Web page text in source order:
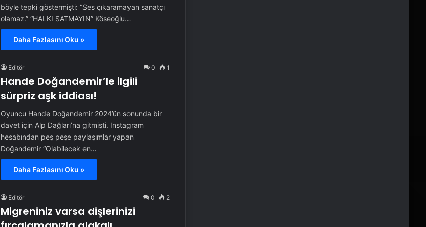
böyle tepki göstermişti: “Ses çıkaramayan sanatçı
olamaz.” “HALKI SATMAYIN” Köseoğlu…
Daha Fazlasını Oku »
Editör 0 1
Hande Doğandemir’le ilgili
sürpriz aşk iddiası!
Oyuncu Hande Doğandemir 2024’ün sonunda bir
davet için Alp Dağları’na gitmişti. Instagram
hesabından peş peşe paylaşımlar yapan
Doğandemir “Olabilecek en…
Daha Fazlasını Oku »
Editör 0 2
Migreniniz varsa dişlerinizi